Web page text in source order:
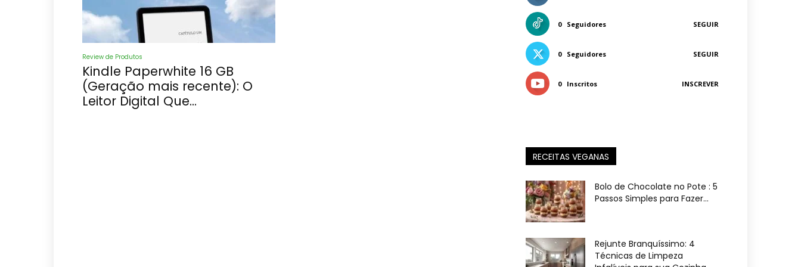
Review de Produtos
Kindle Paperwhite 16 GB
(Geração mais recente): O
Leitor Digital Que...
0 Seguidores SEGUIR
0 Seguidores SEGUIR
0 Inscritos INSCREVER
RECEITAS VEGANAS
Bolo de Chocolate no Pote : 5
Passos Simples para Fazer...
Rejunte Branquíssimo: 4
Técnicas de Limpeza